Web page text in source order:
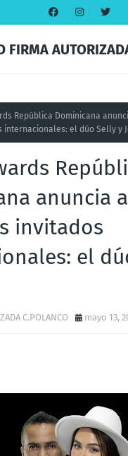
FIRMA
República Dominicana
internacionales: el dúo Selly y
anuncia
invitados
el
C.POLANCO mayo 13,